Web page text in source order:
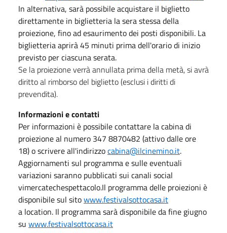
In alternativa, sarà possibile acquistare il biglietto
direttamente in biglietteria la sera stessa della
proiezione, fino ad esaurimento dei posti disponibili. La
biglietteria aprirà 45 minuti prima dell'orario di inizio
previsto per ciascuna serata.
Se la proiezione verrà annullata prima della metà, si avrà
diritto al rimborso del biglietto (esclusi i diritti di
prevendita).
Informazioni e contatti
Per informazioni è possibile contattare la cabina di
proiezione al numero 347 8870482 (attivo dalle ore
18) o scrivere all'indirizzocabina@ilcinemino.it.
Aggiornamenti sul programma e sulle eventuali
variazioni saranno pubblicati sui canali social
vimercatechespettacolo.Il programma delle proiezioni è
disponibile sul sitowww.festivalsottocasa.it
a location. Il programma sarà disponibile da fine giugno
su www.festivalsottocasa.it